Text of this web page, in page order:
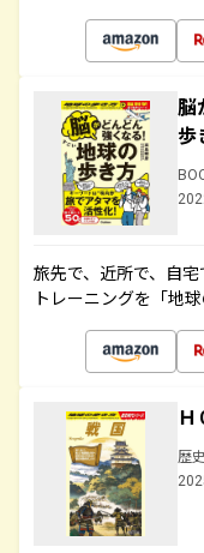
脳
歩
旅先で、近所で、自
トレーニングを「地
歴